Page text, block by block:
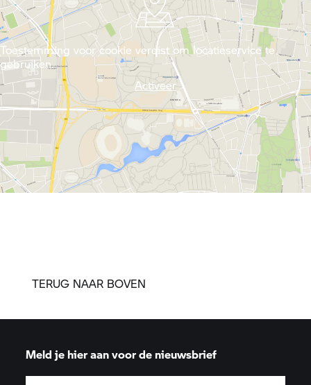
Toestemming voor cookie vereist om locatieservice te
gebruiken.
Activeer
TERUG NAAR BOVEN
Meld je hier aan voor de nieuwsbrief